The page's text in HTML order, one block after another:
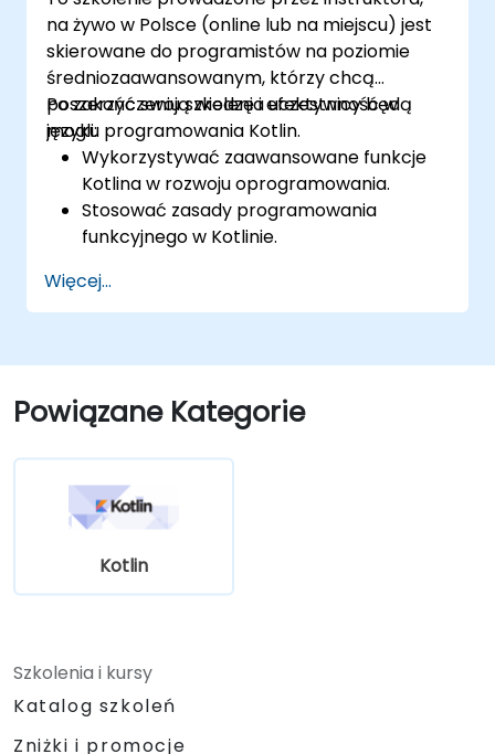
Androida, z płynną interoperacyjnością z
Javą.
na żywo w Polsce (online lub na miejscu) jest
skierowane do programistów na poziomie
średniozaawansowanym, którzy chcą
poszerzyć swoją wiedzę i efektywność w
języku programowania Kotlin.
Po zakończeniu szkolenia uczestnicy będą
mogli:
Wykorzystywać zaawansowane funkcje
Kotlina w rozwoju oprogramowania.
Stosować zasady programowania
funkcyjnego w Kotlinie.
przy użyciu Kotlina.
Zbudować solidne podstawy do nauki
frameworków w Kotlinie.
Więcej...
Powiązane Kategorie
Kotlin
Szkolenia i kursy
Katalog szkoleń
Zniżki i promocje